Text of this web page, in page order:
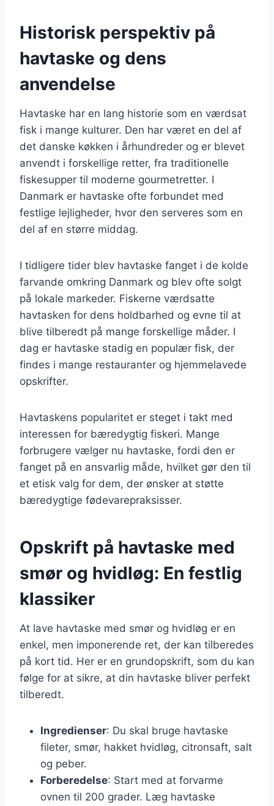
Historisk perspektiv på
havtaske og dens
anvendelse
Havtaske har en lang historie som en værdsat
fisk i mange kulturer. Den har været en del af
det danske køkken i århundreder og er blevet
anvendt i forskellige retter, fra traditionelle
fiskesupper til moderne gourmetretter. I
Danmark er havtaske ofte forbundet med
festlige lejligheder, hvor den serveres som en
del af en større middag.
I tidligere tider blev havtaske fanget i de kolde
farvande omkring Danmark og blev ofte solgt
på lokale markeder. Fiskerne værdsatte
havtasken for dens holdbarhed og evne til at
blive tilberedt på mange forskellige måder. I
dag er havtaske stadig en populær fisk, der
findes i mange restauranter og hjemmelavede
opskrifter.
Havtaskens popularitet er steget i takt med
interessen for bæredygtig fiskeri. Mange
forbrugere vælger nu havtaske, fordi den er
fanget på en ansvarlig måde, hvilket gør den til
et etisk valg for dem, der ønsker at støtte
bæredygtige fødevarepraksisser.
Opskrift på havtaske med
smør og hvidløg: En festlig
klassiker
At lave havtaske med smør og hvidløg er en
enkel, men imponerende ret, der kan tilberedes
på kort tid. Her er en grundopskrift, som du kan
følge for at sikre, at din havtaske bliver perfekt
tilberedt.
Ingredienser: Du skal bruge havtaske
fileter, smør, hakket hvidløg, citronsaft, salt
og peber.
Forberedelse: Start med at forvarme
ovnen til 200 grader. Læg havtaske